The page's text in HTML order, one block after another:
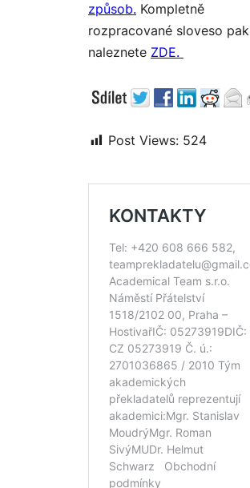
způsob. Kompletně
rozpracované sloveso pak
naleznete ZDE.
Post Views: 524